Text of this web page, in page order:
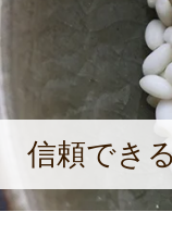
信頼でき